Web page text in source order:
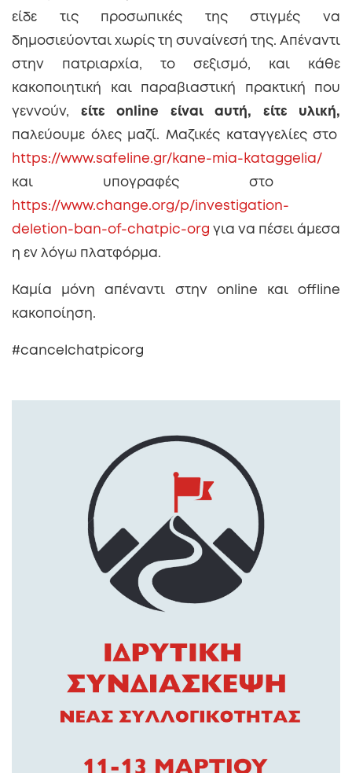
είδε τις προσωπικές της στιγμές να
δημοσιεύονται χωρίς τη συναίνεσή της. Απέναντι
στην πατριαρχία, το σεξισμό, και κάθε
κακοποιητική και παραβιαστική πρακτική που
γεννούν, είτε online είναι αυτή, είτε υλική,
παλεύουμε όλες μαζί. Μαζικές καταγγελίες στο
https://www.safeline.gr/kane-mia-kataggelia/
και υπογραφές στο
https://www.change.org/p/investigation-
deletion-ban-of-chatpic-org για να πέσει άμεσα
η εν λόγω πλατφόρμα.
Καμία μόνη απέναντι στην online και offline
κακοποίηση.
#cancelchatpicorg